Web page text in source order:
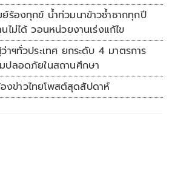
ย์ร้องทุกข์ น้ำท่วมนาข้าวซ้ำซากทุกปี
ไม่ได้ วอนหน่วยงานเร่งแก้ไข
าฯทั่วประเทศ ยกระดับ 4 มาตรการ
ปลอดภัยในสถานศึกษา
งข่าวไทยโพสต์สุดสัปดาห์